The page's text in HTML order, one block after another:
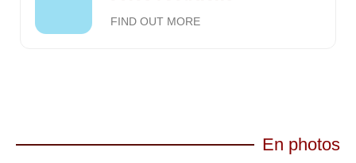
FIND OUT MORE
En photos